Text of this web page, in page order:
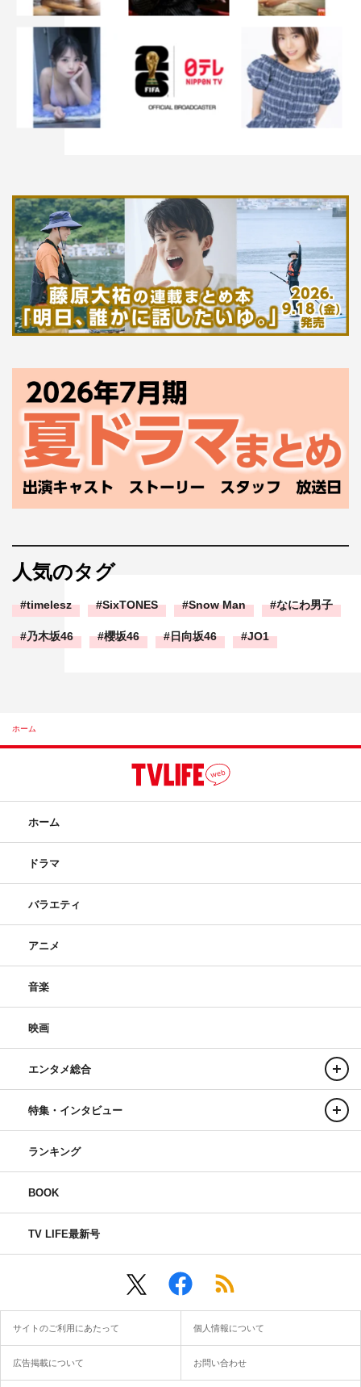
人気のタグ
timelesz SixTONES Snow Man なにわ男子
乃木坂46 櫻坂46 日向坂46 JO1
ホーム
ホーム
ドラマ
バラエティ
アニメ
音楽
映画
エンタメ総合
特集・インタビュー
ランキング
BOOK
TV LIFE最新号
サイトのご利用にあたって 個人情報について
広告掲載について お問い合わせ